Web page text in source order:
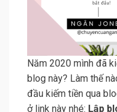
Năm 2020 mình đã
blog này? Làm thế
đầu kiếm tiền qua
ở link này nhé: Lập